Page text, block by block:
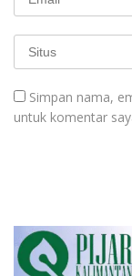
Simpan nama,
untuk komentar